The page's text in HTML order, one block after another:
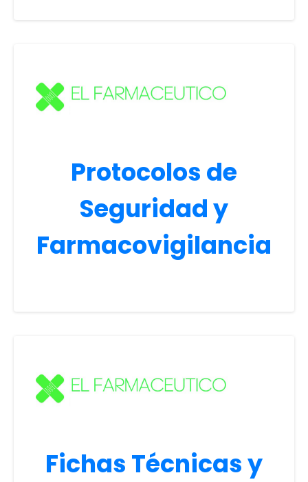
Protocolos de
Seguridad y
Farmacovigilancia
Fichas Técnicas y